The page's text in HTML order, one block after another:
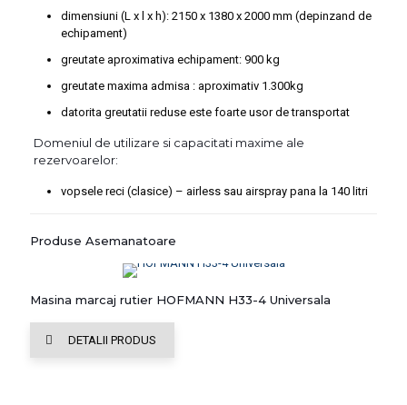
dimensiuni (L x l x h): 2150 x 1380 x 2000 mm (depinzand de
echipament)
greutate aproximativa echipament: 900 kg
greutate maxima admisa : aproximativ 1.300kg
datorita greutatii reduse este foarte usor de transportat
Domeniul de utilizare si capacitati maxime ale
rezervoarelor:
vopsele reci (clasice) – airless sau airspray pana la 140 litri
Produse Asemanatoare
Masina marcaj rutier HOFMANN H33-4 Universala
DETALII PRODUS